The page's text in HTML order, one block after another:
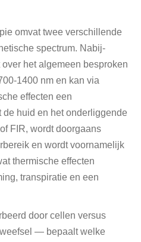
omvat twee verschillende
spectrum. Nabij-
over het algemeen besproken
1400 nm en kan via
effecten een
huid en het onderliggende
FIR, wordt doorgaans
en wordt voornamelijk
thermische effecten
transpiratie en een
door cellen versus
— bepaalt welke